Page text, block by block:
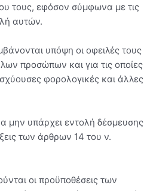
τους, εφόσον σύμφωνα με τις
αυτών.
υπόψη οι οφειλές τους
προσώπων και για τις οποίες
φορολογικές και άλλες
μην υπάρχει εντολή δέσμευσης
των άρθρων 14 του ν.
οι προϋποθέσεις των